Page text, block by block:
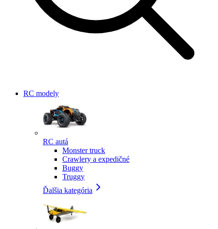
RC modely
RC autá
Monster truck
Crawlery a expedičné
Buggy
Truggy
Ďalšia kategória